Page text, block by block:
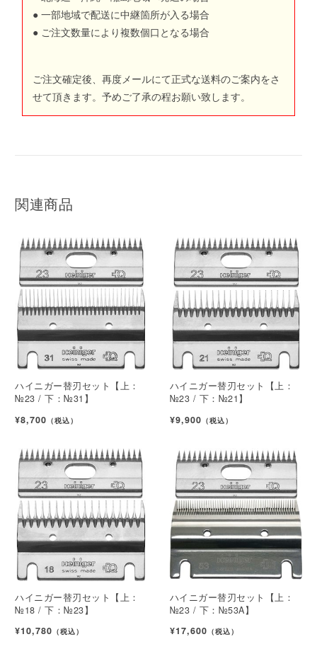
● 一部地域で配送に中継箇所が入る場合
● ご注文数量により複数個口となる場合
ご注文確定後、再度メールにて正式な送料のご案内をさ
せて頂きます。予めご了承の程お願い致します。
関連商品
ハイニガー替刃セット【上：
№23 / 下：№31】
¥8,700 （税込）
ハイニガー替刃セット【上：
№23 / 下：№21】
¥9,900 （税込）
ハイニガー替刃セット【上：
№18 / 下：№23】
¥10,780 （税込）
ハイニガー替刃セット【上：
№23 / 下：№53A】
¥17,600 （税込）